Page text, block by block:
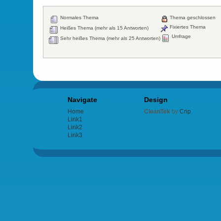
Normales Thema
Heißes Thema (mehr als 15 Antworten)
Sehr heißes Thema (mehr als 25 Antworten)
Thema geschlossen
Fixiertes Thema
Umfrage
Navigate
Home
Link1
Link2
Link3
Design
CleanTek byCrip